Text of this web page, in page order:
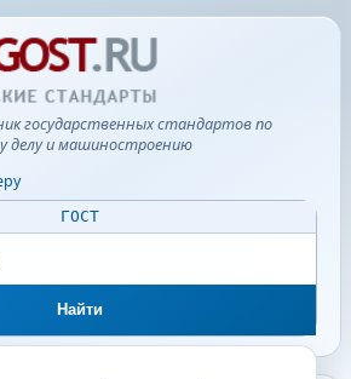
государственных стандартов по
делу и машиностроению
ГОСТ
Найти